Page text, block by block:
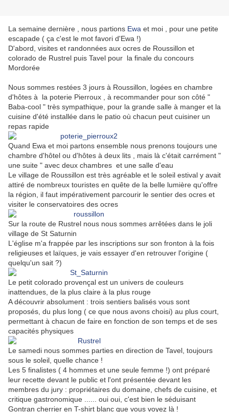
La semaine dernière , nous partions Ewa et moi , pour une petite
escapade ( ça c'est le mot favori d'Ewa !)
D'abord, visites et randonnées aux ocres de Roussillon et
colorado de Rustrel puis Tavel pour la finale du concours
Mordorée
Nous sommes restées 3 jours à Roussillon, logées en chambre
d'hôtes à la poterie Pierroux , à recommander pour son côté "
Baba-cool " très sympathique, pour la grande salle à manger et la
cuisine d'été installée dans le patio où chacun peut cuisiner un
repas rapide
Quand Ewa et moi partons ensemble nous prenons toujours une
chambre d'hôtel ou d'hôtes à deux lits , mais là c'était carrément "
une suite " avec deux chambres et une salle d'eau
Le village de Roussillon est très agréable et le soleil estival y avait
attiré de nombreux touristes en quête de la belle lumière qu'offre
la région, il faut impérativement parcourir le sentier des ocres et
visiter le conservatoires des ocres
Sur la route de Rustrel nous nous sommes arrêtées dans le joli
village de St Saturnin
L'église m'a frappée par les inscriptions sur son fronton à la fois
religieuses et laïques, je vais essayer d'en retrouver l'origine (
quelqu'un sait ?)
Le petit colorado provençal est un univers de couleurs
inattendues, de la plus claire à la plus rouge
A découvrir absolument : trois sentiers balisés vous sont
proposés, du plus long ( ce que nous avons choisi) au plus court,
permettant à chacun de faire en fonction de son temps et de ses
capacités physiques
Le samedi nous sommes parties en direction de Tavel, toujours
sous le soleil, quelle chance !
Les 5 finalistes ( 4 hommes et une seule femme !) ont préparé
leur recette devant le public et l'ont présentée devant les
membres du jury : propriétaires du domaine, chefs de cuisine, et
critique gastronomique ...... oui oui, c'est bien le séduisant
Gontran cherrier en T-shirt blanc que vous voyez là !